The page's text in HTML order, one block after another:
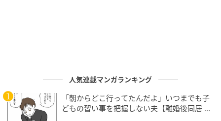
人気連載マンガランキング
「朝からどこ行ってたんだよ」いつまでも子
どもの習い事を把握しない夫【離婚後同居 Vo